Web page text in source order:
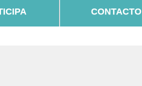
CONTACTO